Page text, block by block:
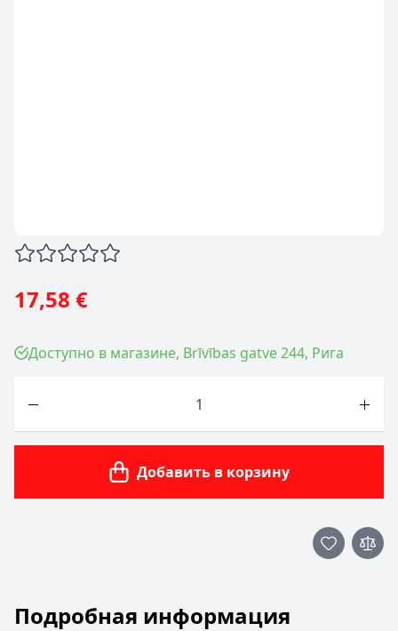
17,58 €
Доступно в магазине, Brīvības gatve 244, Рига
Добавить в корзину
Подробная информация